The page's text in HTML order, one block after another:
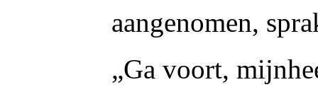
aangenomen,
„Ga voort,